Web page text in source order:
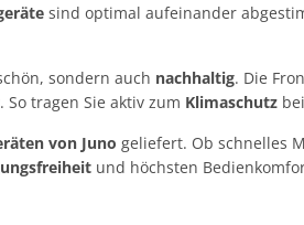
sind optimal aufeinander
sondern auch nachhaltig. Die
. So tragen Sie aktiv zum Klimaschutz
von Juno geliefert. Ob schnelles
und höchsten